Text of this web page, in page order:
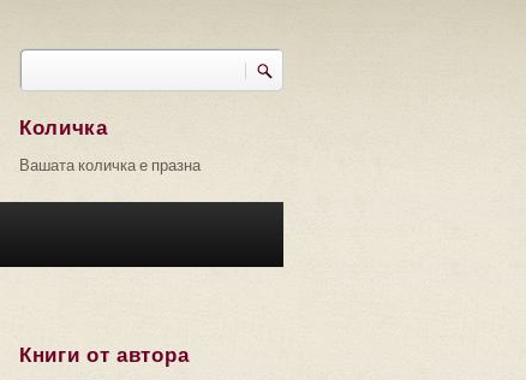
Търси
Количка
Вашата количка е празна
Книги от автора